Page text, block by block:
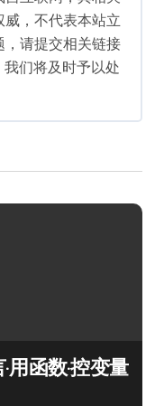
，不代表本站立
请提交相关链接
们将及时予以处
用函数·控变量